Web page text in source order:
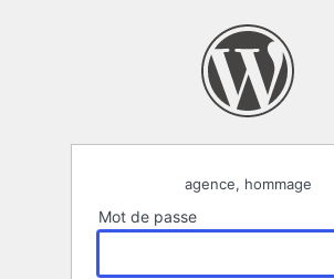
agence, hommage
Mot de passe